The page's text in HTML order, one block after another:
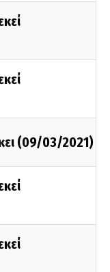
(09/03/2021)